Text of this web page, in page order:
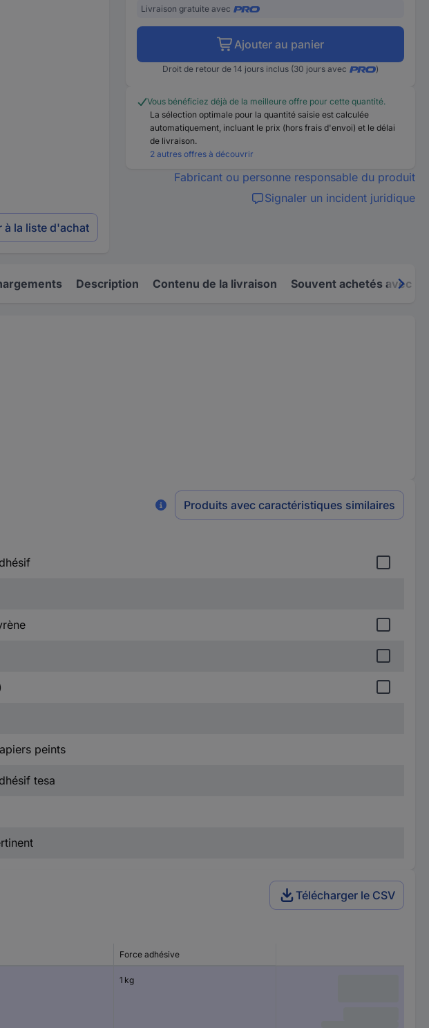
à la liste d'achat
Livraison gratuite avec
Ajouter au panier
Droit de retour de 14 jours inclus (30 jours avec )
Vous bénéficiez déjà de la meilleure offre pour cette quantité.
La sélection optimale pour la quantité saisie est calculée
automatiquement, incluant le prix (hors frais d'envoi) et le délai
de livraison.
2 autres offres à découvrir
Fabricant ou personne responsable du produit
Signaler un incident juridique
Description Contenu de la livraison Souvent achetés avec
Produits avec caractéristiques similaires
peints
tesa
Télécharger le CSV
Force adhésive
1 kg